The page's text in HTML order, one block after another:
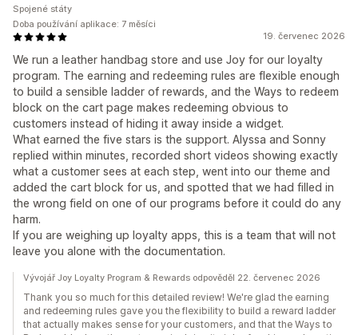
19. červenec 2026
We run a leather handbag store and use Joy for our loyalty
program. The earning and redeeming rules are flexible enough
to build a sensible ladder of rewards, and the Ways to redeem
block on the cart page makes redeeming obvious to
customers instead of hiding it away inside a widget.
What earned the five stars is the support. Alyssa and Sonny
replied within minutes, recorded short videos showing exactly
what a customer sees at each step, went into our theme and
added the cart block for us, and spotted that we had filled in
the wrong field on one of our programs before it could do any
harm.
If you are weighing up loyalty apps, this is a team that will not
leave you alone with the documentation.
Spojené státy
Doba používání aplikace: 7 měsíci
Vývojář Joy Loyalty Program & Rewards odpověděl 22. červenec 2026
Thank you so much for this detailed review! We're glad the earning
and redeeming rules gave you the flexibility to build a reward ladder
that actually makes sense for your customers, and that the Ways to